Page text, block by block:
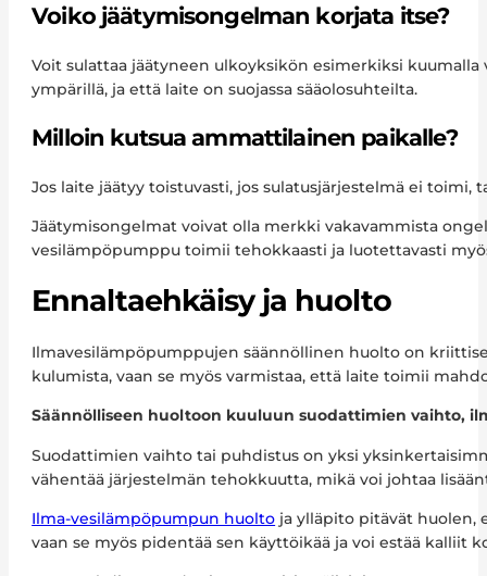
Voiko jäätymisongelman korjata itse?
Voit sulattaa jäätyneen ulkoyksikön esimerkiksi
ympärillä, ja että laite on suojassa sääolosuhteilta.
Milloin kutsua ammattilainen paikalle?
Jos laite jäätyy toistuvasti, jos sulatusjärjestelmä ei
Jäätymisongelmat voivat olla merkki vakavammista
vesilämpöpumppu toimii tehokkaasti ja luotettavasti
Ennaltaehkäisy ja huolto
Ilmavesilämpöpumppujen säännöllinen huolto on
kulumista, vaan se myös varmistaa, että laite toimii
Säännölliseen huoltoon kuuluun suodattimien vaihto,
Suodattimien vaihto tai puhdistus on yksi
vähentää järjestelmän tehokkuutta, mikä voi johtaa
Ilma-vesilämpöpumpun huolto ja ylläpito pitävät huolen,
vaan se myös pidentää sen käyttöikää ja voi estää kalliit